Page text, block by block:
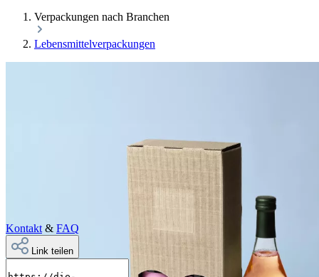
Verpackungen nach Branchen
Lebensmittelverpackungen
Kontakt & FAQ
Link teilen